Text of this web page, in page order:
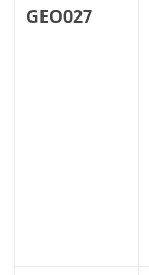
GEO027